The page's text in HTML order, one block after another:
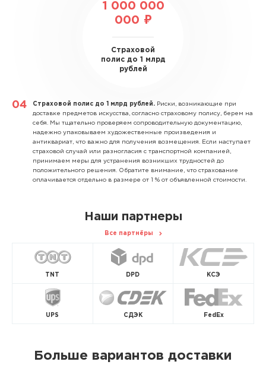
1 000 000
000 ₽
Страховой
полис до 1 млрд
рублей
Страховой полис до 1 млрд рублей. Риски, возникающие при
доставке предметов искусства, согласно страховому полису, берем на
себя. Мы тщательно проверяем сопроводительную документацию,
надежно упаковываем художественные произведения и
антиквариат, что важно для получения возмещения. Если наступает
страховой случай или разногласия с транспортной компанией,
принимаем меры для устранения возникших трудностей до
положительного решения. Обратите внимание, что страхование
оплачивается отдельно в размере от 1 % от объявленной стоимости.
Наши партнеры
Все партнёры
TNT DPD КСЭ
UPS СДЭК FedEx
Больше вариантов доставки